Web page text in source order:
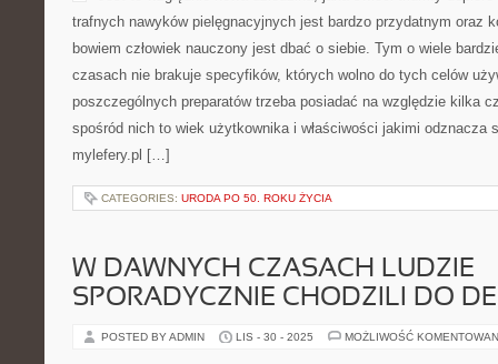
trafnych nawyków pielęgnacyjnych jest bardzo przydatnym oraz
bowiem człowiek nauczony jest dbać o siebie. Tym o wiele
czasach nie brakuje specyfików, których wolno do tych celów
poszczególnych preparatów trzeba posiadać na względzie kilka
spośród nich to wiek użytkownika i właściwości jakimi odznacza
mylefery.pl […]
CATEGORIES: URODA PO 50. ROKU ŻYCIA
W DAWNYCH CZASACH LUDZIE
SPORADYCZNIE CHODZILI DO
POSTED BY ADMIN LIS - 30 - 2025 MOŻLIWOŚĆ